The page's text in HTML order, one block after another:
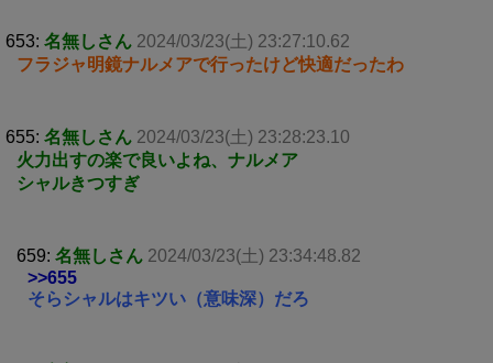
653: 名無しさん 2024/03/23(土) 23:27:10.62
フラジャ明鏡ナルメアで行ったけど快適だったわ
655: 名無しさん 2024/03/23(土) 23:28:23.10
火力出すの楽で良いよね、ナルメア
シャルきつすぎ
659: 名無しさん 2024/03/23(土) 23:34:48.82
>>655
そらシャルはキツい（意味深）だろ